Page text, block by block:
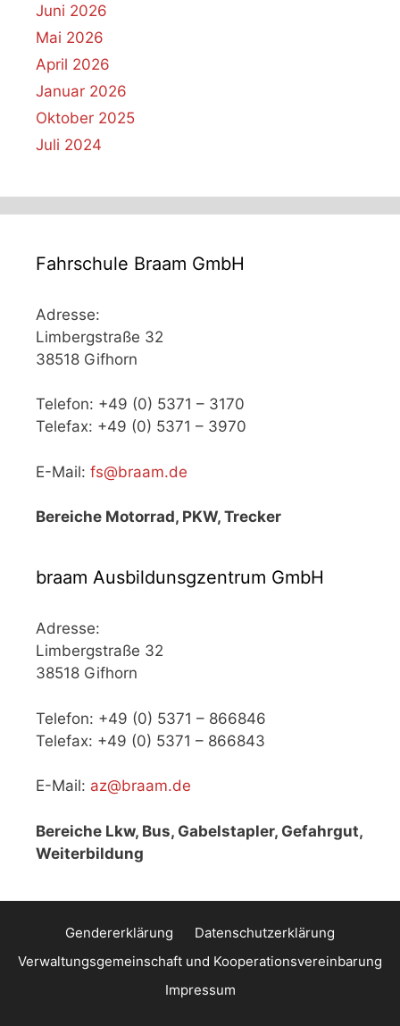
Juni 2026
Mai 2026
April 2026
Januar 2026
Oktober 2025
Juli 2024
Fahrschule Braam GmbH
Adresse:
Limbergstraße 32
38518 Gifhorn
Telefon: +49 (0) 5371 – 3170
Telefax: +49 (0) 5371 – 3970
E-Mail: fs@braam.de
Bereiche Motorrad, PKW, Trecker
braam Ausbildunsgzentrum GmbH
Adresse:
Limbergstraße 32
38518 Gifhorn
Telefon: +49 (0) 5371 – 866846
Telefax: +49 (0) 5371 – 866843
E-Mail: az@braam.de
Bereiche Lkw, Bus, Gabelstapler, Gefahrgut,
Weiterbildung
Gendererklärung
Datenschutzerklärung
Verwaltungsgemeinschaft und Kooperationsvereinbarung
Impressum